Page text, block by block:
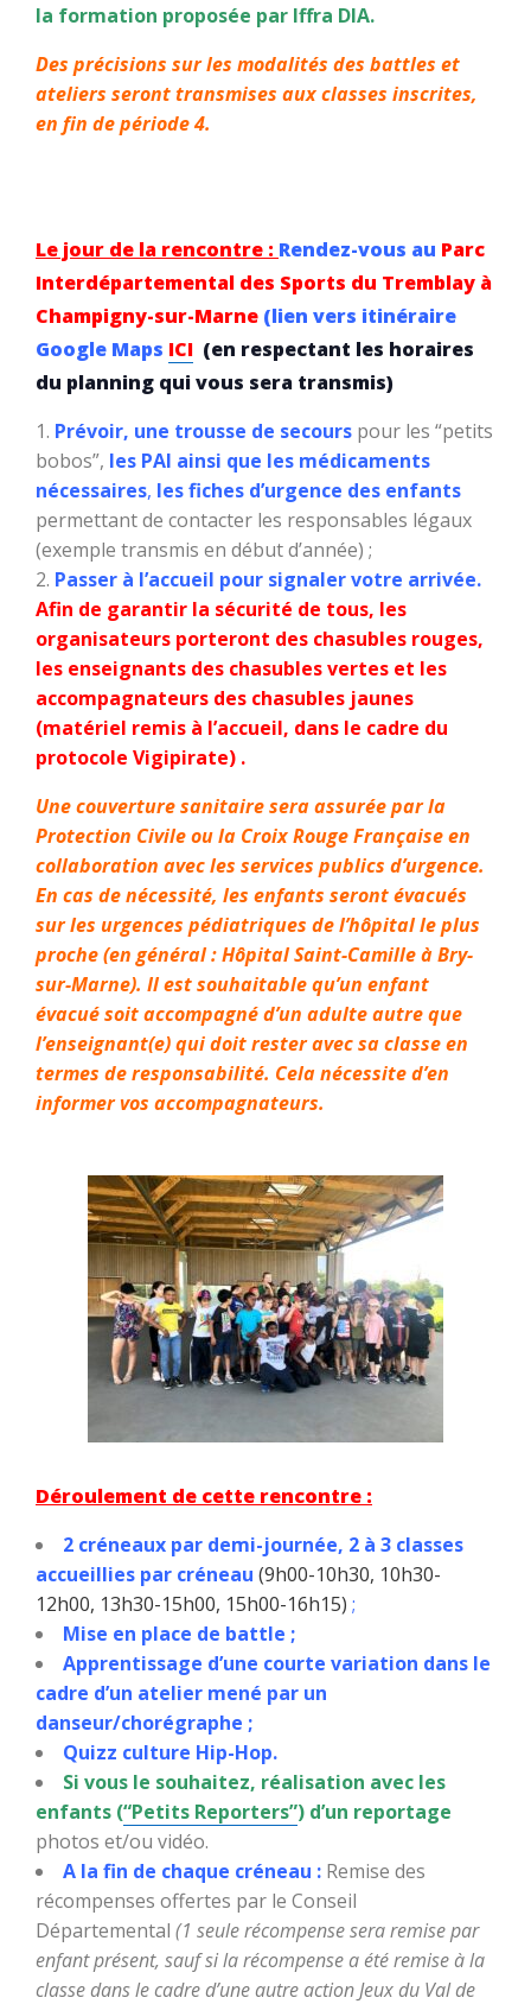
la formation proposée par Iffra DIA.
Des précisions sur les modalités des battles et
ateliers seront transmises aux classes inscrites,
en fin de période 4.
Le jour de la rencontre : Rendez-vous au Parc
Interdépartemental des Sports du Tremblay à
Champigny-sur-Marne (lien vers itinéraire
Google Maps ICI (en respectant les horaires
du planning qui vous sera transmis)
Prévoir, une trousse de secours pour les “petits
bobos”, les PAI ainsi que les médicaments
nécessaires, les fiches d’urgence des enfants
permettant de contacter les responsables légaux
(exemple transmis en début d’année) ;
Passer à l’accueil pour signaler votre arrivée.
Afin de garantir la sécurité de tous, les
organisateurs porteront des chasubles rouges,
les enseignants des chasubles vertes et les
accompagnateurs des chasubles jaunes
(matériel remis à l’accueil, dans le cadre du
protocole Vigipirate) .
Une couverture sanitaire sera assurée par la
Protection Civile ou la Croix Rouge Française en
collaboration avec les services publics d’urgence.
En cas de nécessité, les enfants seront évacués
sur les urgences pédiatriques de l’hôpital le plus
proche (en général : Hôpital Saint-Camille à Bry-
sur-Marne). Il est souhaitable qu’un enfant
évacué soit accompagné d’un adulte autre que
l’enseignant(e) qui doit rester avec sa classe en
termes de responsabilité. Cela nécessite d’en
informer vos accompagnateurs.
Déroulement de cette rencontre :
2 créneaux par demi-journée, 2 à 3 classes
accueillies par créneau (9h00-10h30, 10h30-
12h00, 13h30-15h00, 15h00-16h15) ;
Mise en place de battle ;
Apprentissage d’une courte variation dans le
cadre d’un atelier mené par un
danseur/chorégraphe ;
Quizz culture Hip-Hop.
Si vous le souhaitez, réalisation avec les
enfants (“Petits Reporters”) d’un reportage
photos et/ou vidéo.
A la fin de chaque créneau : Remise des
récompenses offertes par le Conseil
Départemental (1 seule récompense sera remise par
enfant présent, sauf si la récompense a été remise à la
classe dans le cadre d’une autre action Jeux du Val de